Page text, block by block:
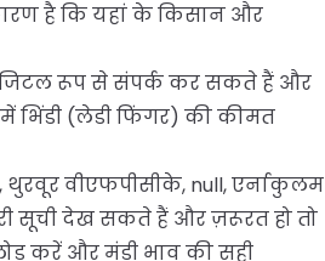
है कि यहां के किसान और
रूप से संपर्क कर सकते हैं और
भिंडी (लेडी फिंगर) की कीमत
थुरवूर वीएफपीसीके, null, एर्नाकुलम
सूची देख सकते हैं और ज़रूरत हो तो
करें और मंडी भाव की सही